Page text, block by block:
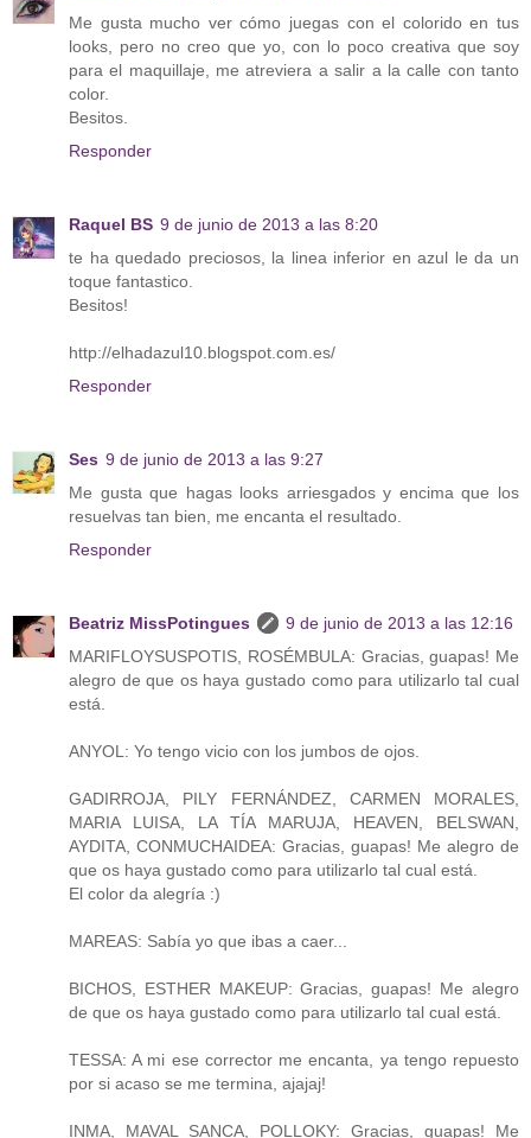
Me gusta mucho ver cómo juegas con el colorido en tus
looks, pero no creo que yo, con lo poco creativa que soy
para el maquillaje, me atreviera a salir a la calle con tanto
color.
Besitos.
Responder
Raquel BS 9 de junio de 2013 a las 8:20
te ha quedado preciosos, la linea inferior en azul le da un
toque fantastico.
Besitos!
http://elhadazul10.blogspot.com.es/
Responder
Ses 9 de junio de 2013 a las 9:27
Me gusta que hagas looks arriesgados y encima que los
resuelvas tan bien, me encanta el resultado.
Responder
Beatriz MissPotingues
9 de junio de 2013 a las 12:16
MARIFLOYSUSPOTIS, ROSÉMBULA: Gracias, guapas! Me
alegro de que os haya gustado como para utilizarlo tal cual
está.
ANYOL: Yo tengo vicio con los jumbos de ojos.
GADIRROJA, PILY FERNÁNDEZ, CARMEN MORALES,
MARIA LUISA, LA TÍA MARUJA, HEAVEN, BELSWAN,
AYDITA, CONMUCHAIDEA: Gracias, guapas! Me alegro de
que os haya gustado como para utilizarlo tal cual está.
El color da alegría :)
MAREAS: Sabía yo que ibas a caer...
BICHOS, ESTHER MAKEUP: Gracias, guapas! Me alegro
de que os haya gustado como para utilizarlo tal cual está.
TESSA: A mi ese corrector me encanta, ya tengo repuesto
por si acaso se me termina, ajajaj!
INMA, MAVAL SANCA, POLLOKY: Gracias, guapas! Me